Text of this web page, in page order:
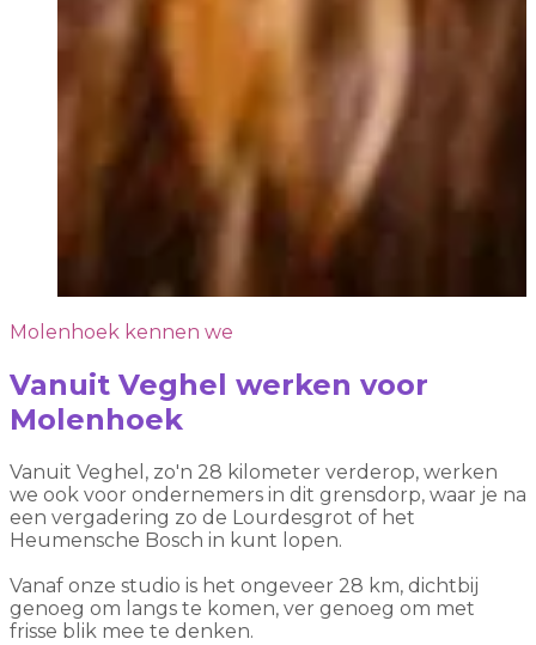
Molenhoek kennen we
Vanuit Veghel werken voor
Molenhoek
Vanuit Veghel, zo'n 28 kilometer verderop, werken
we ook voor ondernemers in dit grensdorp, waar je na
een vergadering zo de Lourdesgrot of het
Heumensche Bosch in kunt lopen.
Vanaf onze studio is het ongeveer 28 km, dichtbij
genoeg om langs te komen, ver genoeg om met
frisse blik mee te denken.